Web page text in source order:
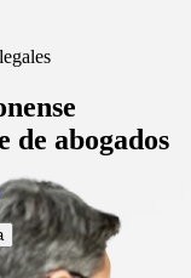
de abogados